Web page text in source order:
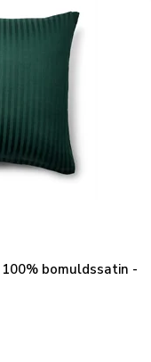
bomuldssatin -